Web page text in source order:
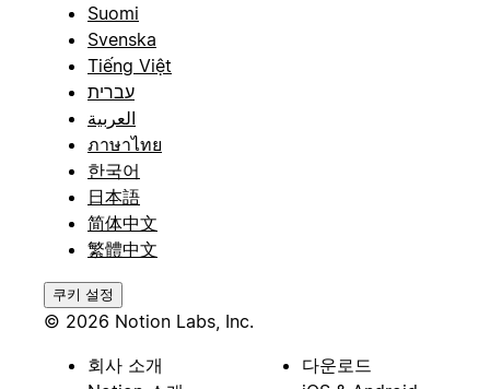
Suomi
Svenska
Tiếng Việt
עברית
العربية
ภาษาไทย
한국어
日本語
简体中文
繁體中文
쿠키 설정
© 2026 Notion Labs, Inc.
회사 소개
다운로드